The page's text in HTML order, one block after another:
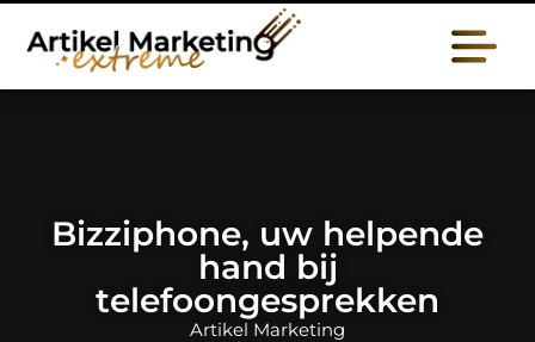
Bizziphone, uw helpende
hand bij
telefoongesprekken
Artikel Marketing